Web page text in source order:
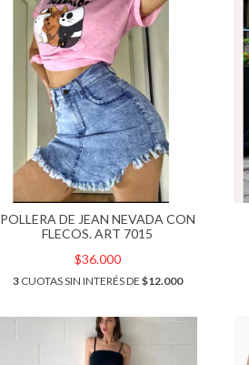
POLLERA DE JEAN NEVADA CON
FLECOS. ART 7015
$36.000
3CUOTAS SIN INTERÉS DE $12.000